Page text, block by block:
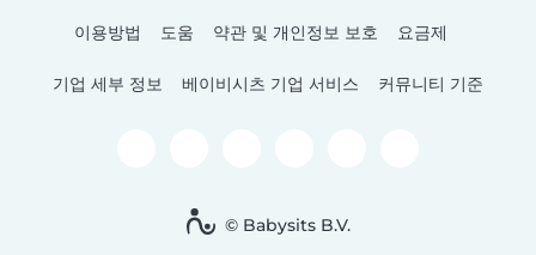
이용방법 도움 약관 및 개인정보 보호 요금제
기업 세부 정보 베이비시츠 기업 서비스 커뮤니티 기준
© Babysits B.V.